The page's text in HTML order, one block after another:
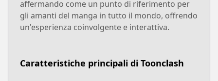
affermando come un punto di riferimento per
gli amanti del manga in tutto il mondo, offrendo
un'esperienza coinvolgente e interattiva.
Caratteristiche principali di Toonclash